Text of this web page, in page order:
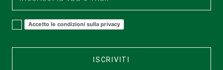
Accetto le condizioni sulla privacy
ISCRIVITI